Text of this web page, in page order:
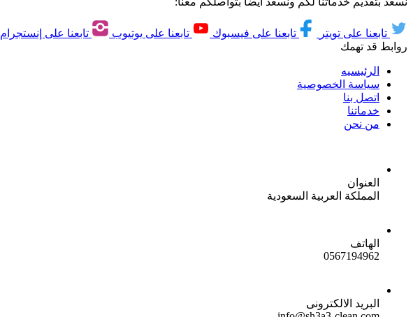
تابعنا على تويتر تابعنا على فيسبوك تابعنا على يوتيوب
تابعنا على إنستجرام
روابط قد تهمك
الرئيسيه
سياسة الخصوصية
اتصل بنا
خدماتنا
من نحن
العنوان
المملكة العربية السعودية
الهاتف
0567194962
البريد الالكترونى